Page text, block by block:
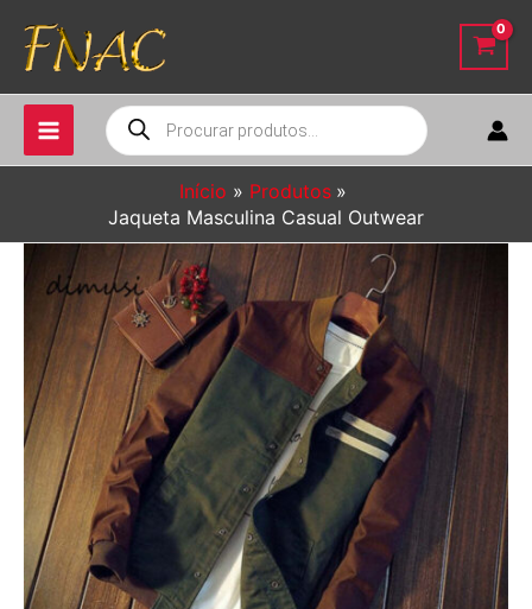
para
conteúdo
Pesquisar
produtos
Início
Produtos
Jaqueta Masculina Casual Outwear